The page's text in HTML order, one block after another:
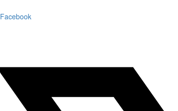
Facebook